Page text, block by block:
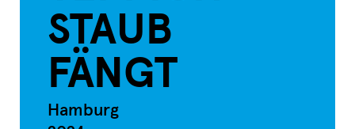
STAUB
FÄNGT
Hamburg